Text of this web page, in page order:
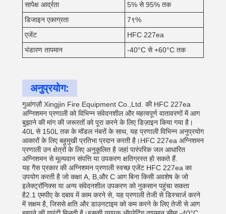
सापेक्ष आर्द्रता
5% से 95% तक
डिजाइन एकाग्रता
7९%
एजेंट
HFC 227ea
भंडारण तापमान
-40°C से +60°C तक
अनुप्रयोग:
गुआंगज़ौ Xingjin Fire Equipment Co.,Ltd. की HFC 227ea
अग्निशमन प्रणाली को विभिन्न संवेदनशील और महत्वपूर्ण वातावरणों में आग
बुझाने की मांग की जरूरतों को पूरा करने के लिए डिज़ाइन किया गया है।
40L से 150L तक के मॉडल नंबरों के साथ, यह प्रणाली विभिन्न अनुप्रयोग
आकारों के लिए बहुमुखी प्रतिभा प्रदान करती है।HFC 227ea अग्निशमन
प्रणाली उन क्षेत्रों के लिए अनुकूलित है जहां पारंपरिक जल आधारित
अग्निशमन से मूल्यवान संपत्ति या उपकरण क्षतिग्रस्त हो सकते हैं.
यह गैस प्रकार की अग्निशमन प्रणाली स्वच्छ एजेंट HFC 227ea का
उपयोग करती है जो कक्षा A, B,और C आग बिना किसी अवशेष के जो
इलेक्ट्रॉनिक्स या अन्य संवेदनशील उपकरण को नुकसान पहुंचा सकता
है2.1 एमपीए के दबाव में काम करने से, यह प्रणाली तेजी से डिस्चार्ज करने
में सक्षम है, जिससे क्षति और डाउनटाइम को कम करने के लिए तेजी से आग